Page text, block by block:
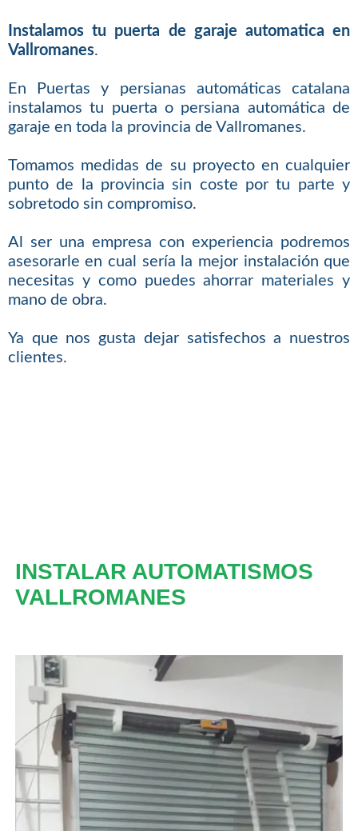
Instalamos tu puerta de garaje automatica en
Vallromanes.
En Puertas y persianas automáticas catalana
instalamos tu puerta o persiana automática de
garaje en toda la provincia de Vallromanes.
Tomamos medidas de su proyecto en cualquier
punto de la provincia sin coste por tu parte y
sobretodo sin compromiso.
Al ser una empresa con experiencia podremos
asesorarle en cual sería la mejor instalación que
necesitas y como puedes ahorrar materiales y
mano de obra.
Ya que nos gusta dejar satisfechos a nuestros
clientes.
INSTALAR AUTOMATISMOS
VALLROMANES